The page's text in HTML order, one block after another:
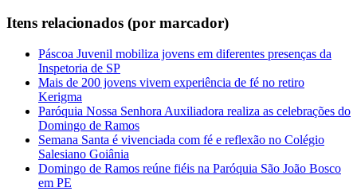
Itens relacionados (por marcador)
Páscoa Juvenil mobiliza jovens em diferentes presenças da
Inspetoria de SP
Mais de 200 jovens vivem experiência de fé no retiro
Kerigma
Paróquia Nossa Senhora Auxiliadora realiza as celebrações do
Domingo de Ramos
Semana Santa é vivenciada com fé e reflexão no Colégio
Salesiano Goiânia
Domingo de Ramos reúne fiéis na Paróquia São João Bosco
em PE